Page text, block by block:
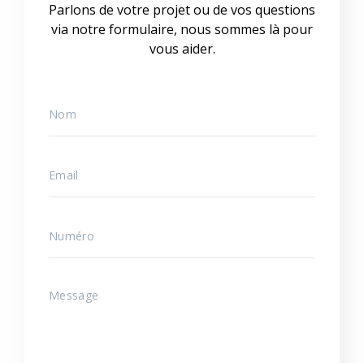
Parlons de votre projet ou de vos questions
via notre formulaire, nous sommes là pour
vous aider.